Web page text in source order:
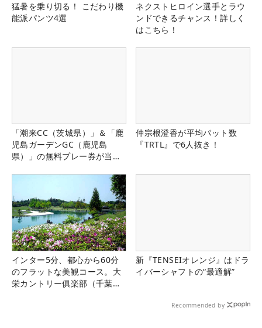
猛暑を乗り切る！ こだわり機
能派パンツ4選
ネクストヒロイン選手とラウ
ンドできるチャンス！詳しく
はこちら！
「潮来CC（茨城県）」＆「鹿
児島ガーデンGC（鹿児島
県）」の無料プレー券が当た
仲宗根澄香が平均パット数
『TRTL』で6人抜き！
インター5分、都心から60分
のフラットな美観コース。大
栄カントリー俱楽部（千葉
新『TENSEIオレンジ』はドラ
イバーシャフトの“最適解”
Recommended by